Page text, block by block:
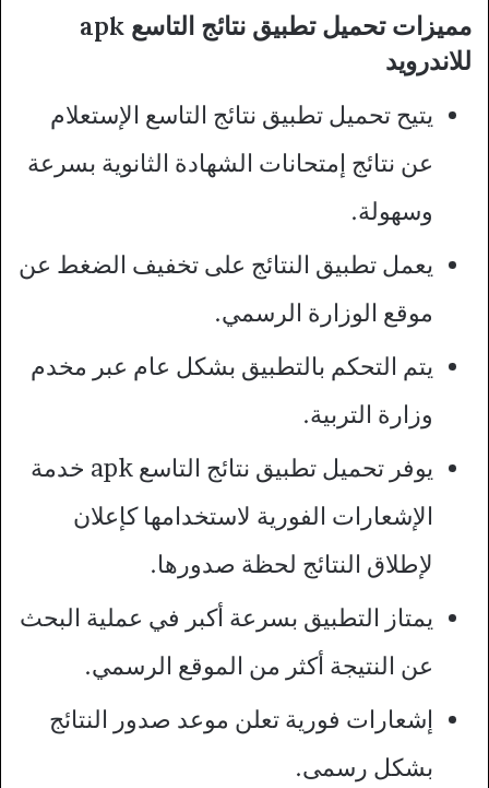
مميزات تحميل تطبيق نتائج التاسع apk
للاندرويد
يتيح تحميل تطبيق نتائج التاسع الإستعلام
عن نتائج إمتحانات الشهادة الثانوية بسرعة
وسهولة.
يعمل تطبيق النتائج على تخفيف الضغط عن
موقع الوزارة الرسمي.
يتم التحكم بالتطبيق بشكل عام عبر مخدم
وزارة التربية.
يوفر تحميل تطبيق نتائج التاسع apk خدمة
الإشعارات الفورية لاستخدامها كإعلان
لإطلاق النتائج لحظة صدورها.
يمتاز التطبيق بسرعة أكبر في عملية البحث
عن النتيجة أكثر من الموقع الرسمي.
إشعارات فورية تعلن موعد صدور النتائج
بشكل رسمى.